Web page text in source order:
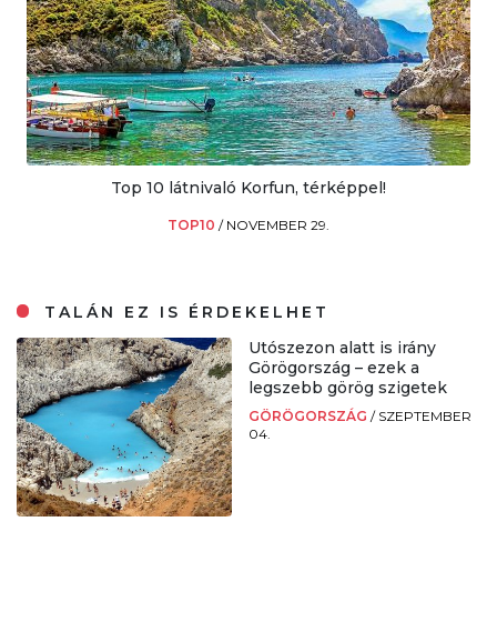
Top 10 látnivaló Korfun, térképpel!
TOP10 / NOVEMBER 29.
TALÁN EZ IS ÉRDEKELHET
Utószezon alatt is irány
Görögország – ezek a
legszebb görög szigetek
GÖRÖGORSZÁG / SZEPTEMBER
04.